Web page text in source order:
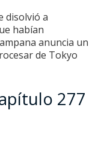
disolvió a
habían
anuncia un
de Tokyo
277